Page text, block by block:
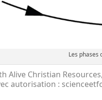
Les phases
Alive Christian
autorisation :